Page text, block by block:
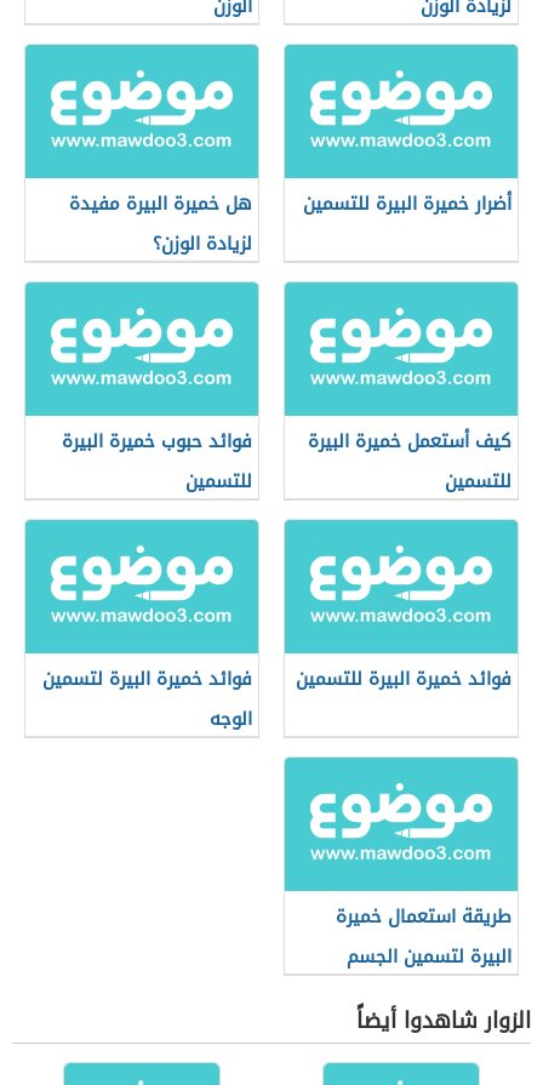
أضرار خميرة البيرة للتسمين
هل خميرة البيرة مفيدة
لزيادة الوزن؟
كيف أستعمل خميرة البيرة
للتسمين
فوائد حبوب خميرة البيرة
للتسمين
فوائد خميرة البيرة للتسمين
فوائد خميرة البيرة لتسمين
الوجه
طريقة استعمال خميرة
البيرة لتسمين الجسم
الزوار شاهدوا أيضاً